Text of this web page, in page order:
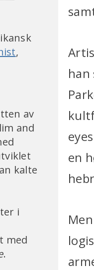
han
en
,
av
and
kalte
i
med
.